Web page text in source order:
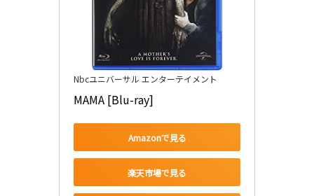
Nbcユニバーサル エンターテイメント
MAMA [Blu-ray]
Amazonで見る
楽天市場で見る